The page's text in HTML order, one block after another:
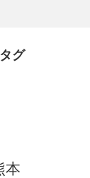
グ
本